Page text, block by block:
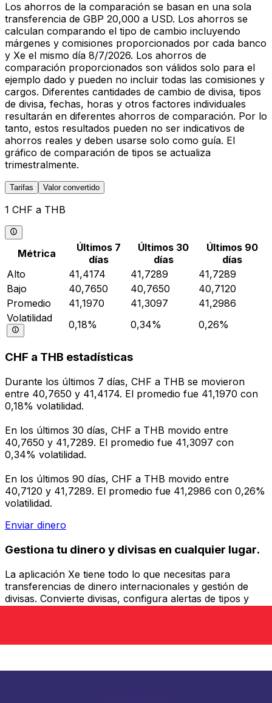
Los ahorros de la comparación se basan en una sola
transferencia de GBP 20,000 a USD. Los ahorros se
calculan comparando el tipo de cambio incluyendo
márgenes y comisiones proporcionados por cada banco
y Xe el mismo día 8/7/2026. Los ahorros de
comparación proporcionados son válidos solo para el
ejemplo dado y pueden no incluir todas las comisiones y
cargos. Diferentes cantidades de cambio de divisa, tipos
de divisa, fechas, horas y otros factores individuales
resultarán en diferentes ahorros de comparación. Por lo
tanto, estos resultados pueden no ser indicativos de
ahorros reales y deben usarse solo como guía. El
gráfico de comparación de tipos se actualiza
trimestralmente.
Tarifas Valor convertido
1 CHF a THB
Métrica
Últimos 7
días
Últimos 30
días
Últimos 90
días
Alto
41,4174 41,7289
41,7289
Bajo
40,7650 40,7650
40,7120
Promedio
41,1970 41,3097
41,2986
Volatilidad
0,18% 0,34% 0,26%
CHF a THB estadísticas
Durante los últimos 7 días, CHF a THB se movieron
entre 40,7650 y 41,4174. El promedio fue 41,1970 con
0,18% volatilidad.
En los últimos 30 días, CHF a THB movido entre
40,7650 y 41,7289. El promedio fue 41,3097 con
0,34% volatilidad.
En los últimos 90 días, CHF a THB movido entre
40,7120 y 41,7289. El promedio fue 41,2986 con 0,26%
volatilidad.
Enviar dinero
Gestiona tu dinero y divisas en cualquier lugar.
La aplicación Xe tiene todo lo que necesitas para
transferencias de dinero internacionales y gestión de
divisas. Convierte divisas, configura alertas de tipos y